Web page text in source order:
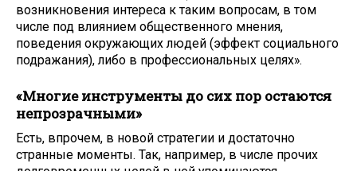
возникновения интереса к таким вопросам, в том
числе под влиянием общественного мнения,
поведения окружающих людей (эффект социального
подражания), либо в профессиональных целях».
«Многие инструменты до сих пор остаются
непрозрачными»
Есть, впрочем, в новой стратегии и достаточно
странные моменты. Так, например, в числе прочих